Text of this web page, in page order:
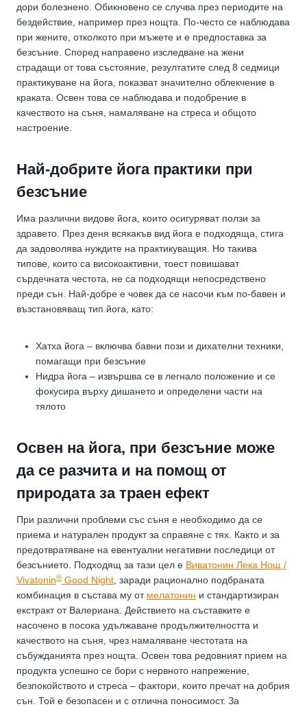
дори болезнено. Обикновено се случва през периодите на
бездействие, например през нощта. По-често се наблюдава
при жените, отколкото при мъжете и е предпоставка за
безсъние. Според направено изследване на жени
страдащи от това състояние, резултатите след 8 седмици
практикуване на йога, показват значително облекчение в
краката. Освен това се наблюдава и подобрение в
качеството на съня, намаляване на стреса и общото
настроение.
Най-добрите йога практики при
безсъние
Има различни видове йога, които осигуряват ползи за
здравето. През деня всякакъв вид йога е подходяща, стига
да задоволява нуждите на практикуващия. Но такива
типове, които са високоактивни, тоест повишават
сърдечната честота, не са подходящи непосредствено
преди сън. Най-добре е човек да се насочи към по-бавен и
възстановяващ тип йога, като:
Хатха йога – включва бавни пози и дихателни техники,
помагащи при безсъние
Нидра йога – извършва се в легнало положение и се
фокусира върху дишането и определени части на
тялото
Освен на йога, при безсъние може
да се разчита и на помощ от
природата за траен ефект
При различни проблеми със съня е необходимо да се
приема и натурален продукт за справяне с тях. Както и за
предотвратяване на евентуални негативни последици от
безсънието. Подходящ за тази цел е Виватонин Лека Нощ /
Vivatonin® Good Night , заради рационално подбраната
комбинация в състава му от мелатонин и стандартизиран
екстракт от Валериана. Действието на съставките е
насочено в посока удължаване продължителността и
качеството на съня, чрез намаляване честотата на
събужданията през нощта. Освен това редовният прием на
продукта успешно се бори с нервното напрежение,
безпокойството и стреса – фактори, които пречат на добрия
сън. Той е безопасен и с отлична поносимост. За